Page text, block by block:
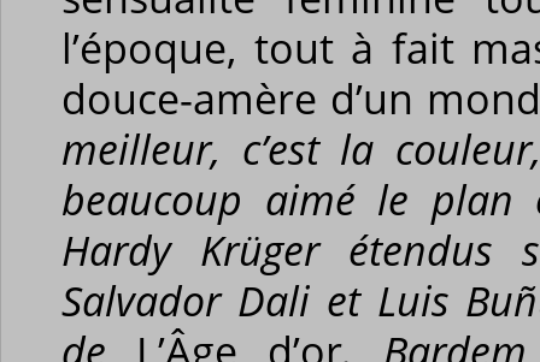
l’époque, tout à fait
douce-amère d’un
meilleur, c’est la
beaucoup aimé le plan
Hardy Krüger étendus
Salvador Dali et Luis
de L’Âge d’or.